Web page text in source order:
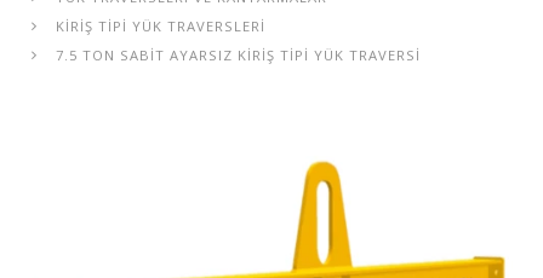
KIRIŞ TIPI YÜK TRAVERSLERI
7.5 TON SABIT AYARSIZ KIRIŞ TIPI YÜK TRAVERSI